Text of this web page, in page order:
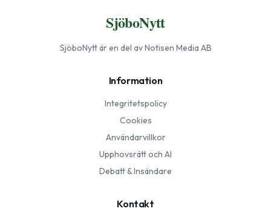
SjöboNytt
SjöboNyttär en del av Notisen Media AB
Information
Integritetspolicy
Cookies
Användarvillkor
Upphovsrätt och AI
Debatt & Insändare
Kontakt